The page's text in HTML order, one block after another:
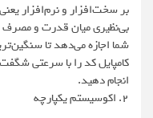
بر سخت‌افزار و نرم‌افزار
بی‌نظیری میان قدرت و مصرف
کامپایل کد را با سرعتی
انجام دهید.
۲. اکوسیستم یکپارچه